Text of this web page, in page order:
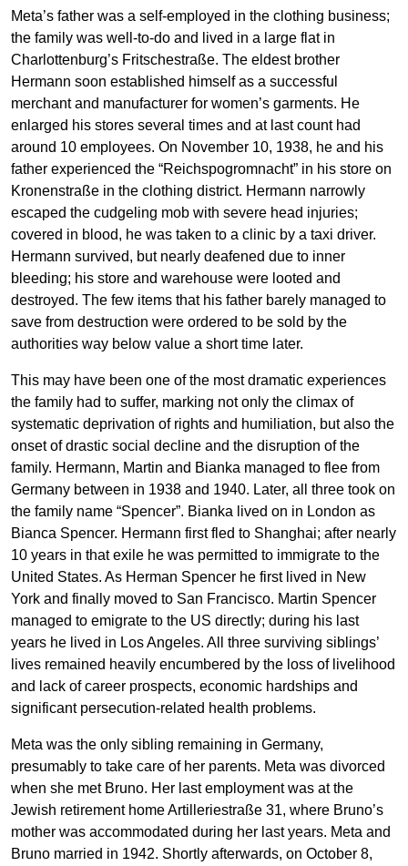
Meta’s father was a self-employed in the clothing business;
the family was well-to-do and lived in a large flat in
Charlottenburg’s Fritschestraße. The eldest brother
Hermann soon established himself as a successful
merchant and manufacturer for women’s garments. He
enlarged his stores several times and at last count had
around 10 employees. On November 10, 1938, he and his
father experienced the “Reichspogromnacht” in his store on
Kronenstraße in the clothing district. Hermann narrowly
escaped the cudgeling mob with severe head injuries;
covered in blood, he was taken to a clinic by a taxi driver.
Hermann survived, but nearly deafened due to inner
bleeding; his store and warehouse were looted and
destroyed. The few items that his father barely managed to
save from destruction were ordered to be sold by the
authorities way below value a short time later.
This may have been one of the most dramatic experiences
the family had to suffer, marking not only the climax of
systematic deprivation of rights and humiliation, but also the
onset of drastic social decline and the disruption of the
family. Hermann, Martin and Bianka managed to flee from
Germany between in 1938 and 1940. Later, all three took on
the family name “Spencer”. Bianka lived on in London as
Bianca Spencer. Hermann first fled to Shanghai; after nearly
10 years in that exile he was permitted to immigrate to the
United States. As Herman Spencer he first lived in New
York and finally moved to San Francisco. Martin Spencer
managed to emigrate to the US directly; during his last
years he lived in Los Angeles. All three surviving siblings’
lives remained heavily encumbered by the loss of livelihood
and lack of career prospects, economic hardships and
significant persecution-related health problems.
Meta was the only sibling remaining in Germany,
presumably to take care of her parents. Meta was divorced
when she met Bruno. Her last employment was at the
Jewish retirement home Artilleriestraße 31, where Bruno’s
mother was accommodated during her last years. Meta and
Bruno married in 1942. Shortly afterwards, on October 8,